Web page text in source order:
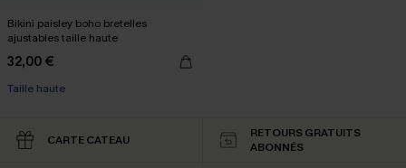
Bikini paisley boho bretelles
ajustables taille haute
32,00 €
Taille haute
CARTE CATEAU
RETOURS GRATUITS
ABONNÉS